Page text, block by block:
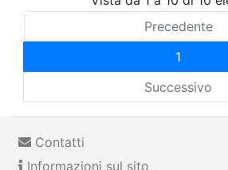
Precedente
1
Successivo
Contatti
Informazioni sul sito